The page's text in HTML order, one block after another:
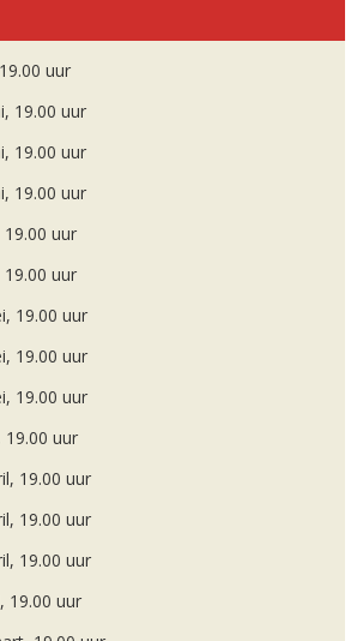
uur
19.00 uur
19.00 uur
19.00 uur
uur
uur
19.00 uur
19.00 uur
19.00 uur
uur
19.00 uur
19.00 uur
19.00 uur
19.00 uur